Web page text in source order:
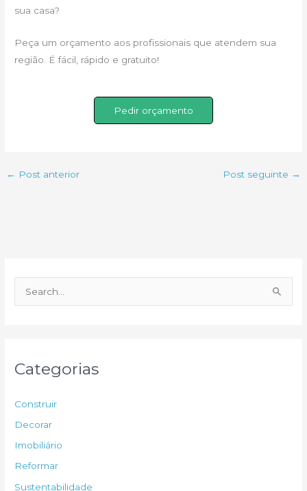
sua casa?
Peça um orçamento aos profissionais que atendem sua
região. É fácil, rápido e gratuito!
Pedir orçamento
← Post anterior Post seguinte →
e
p
o
Categorias
Construir
Decorar
Imobiliário
Reformar
Sustentabilidade